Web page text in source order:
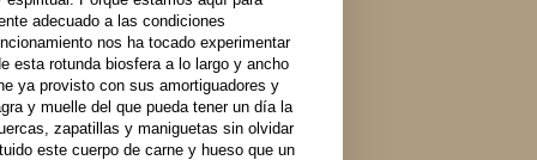
adecuado a las condiciones
nos ha tocado experimentar
esta rotunda biosfera a lo largo y ancho
ya provisto con sus amortiguadores y
y muelle del que pueda tener un día la
zapatillas y maniguetas sin olvidar
este cuerpo de carne y hueso que un